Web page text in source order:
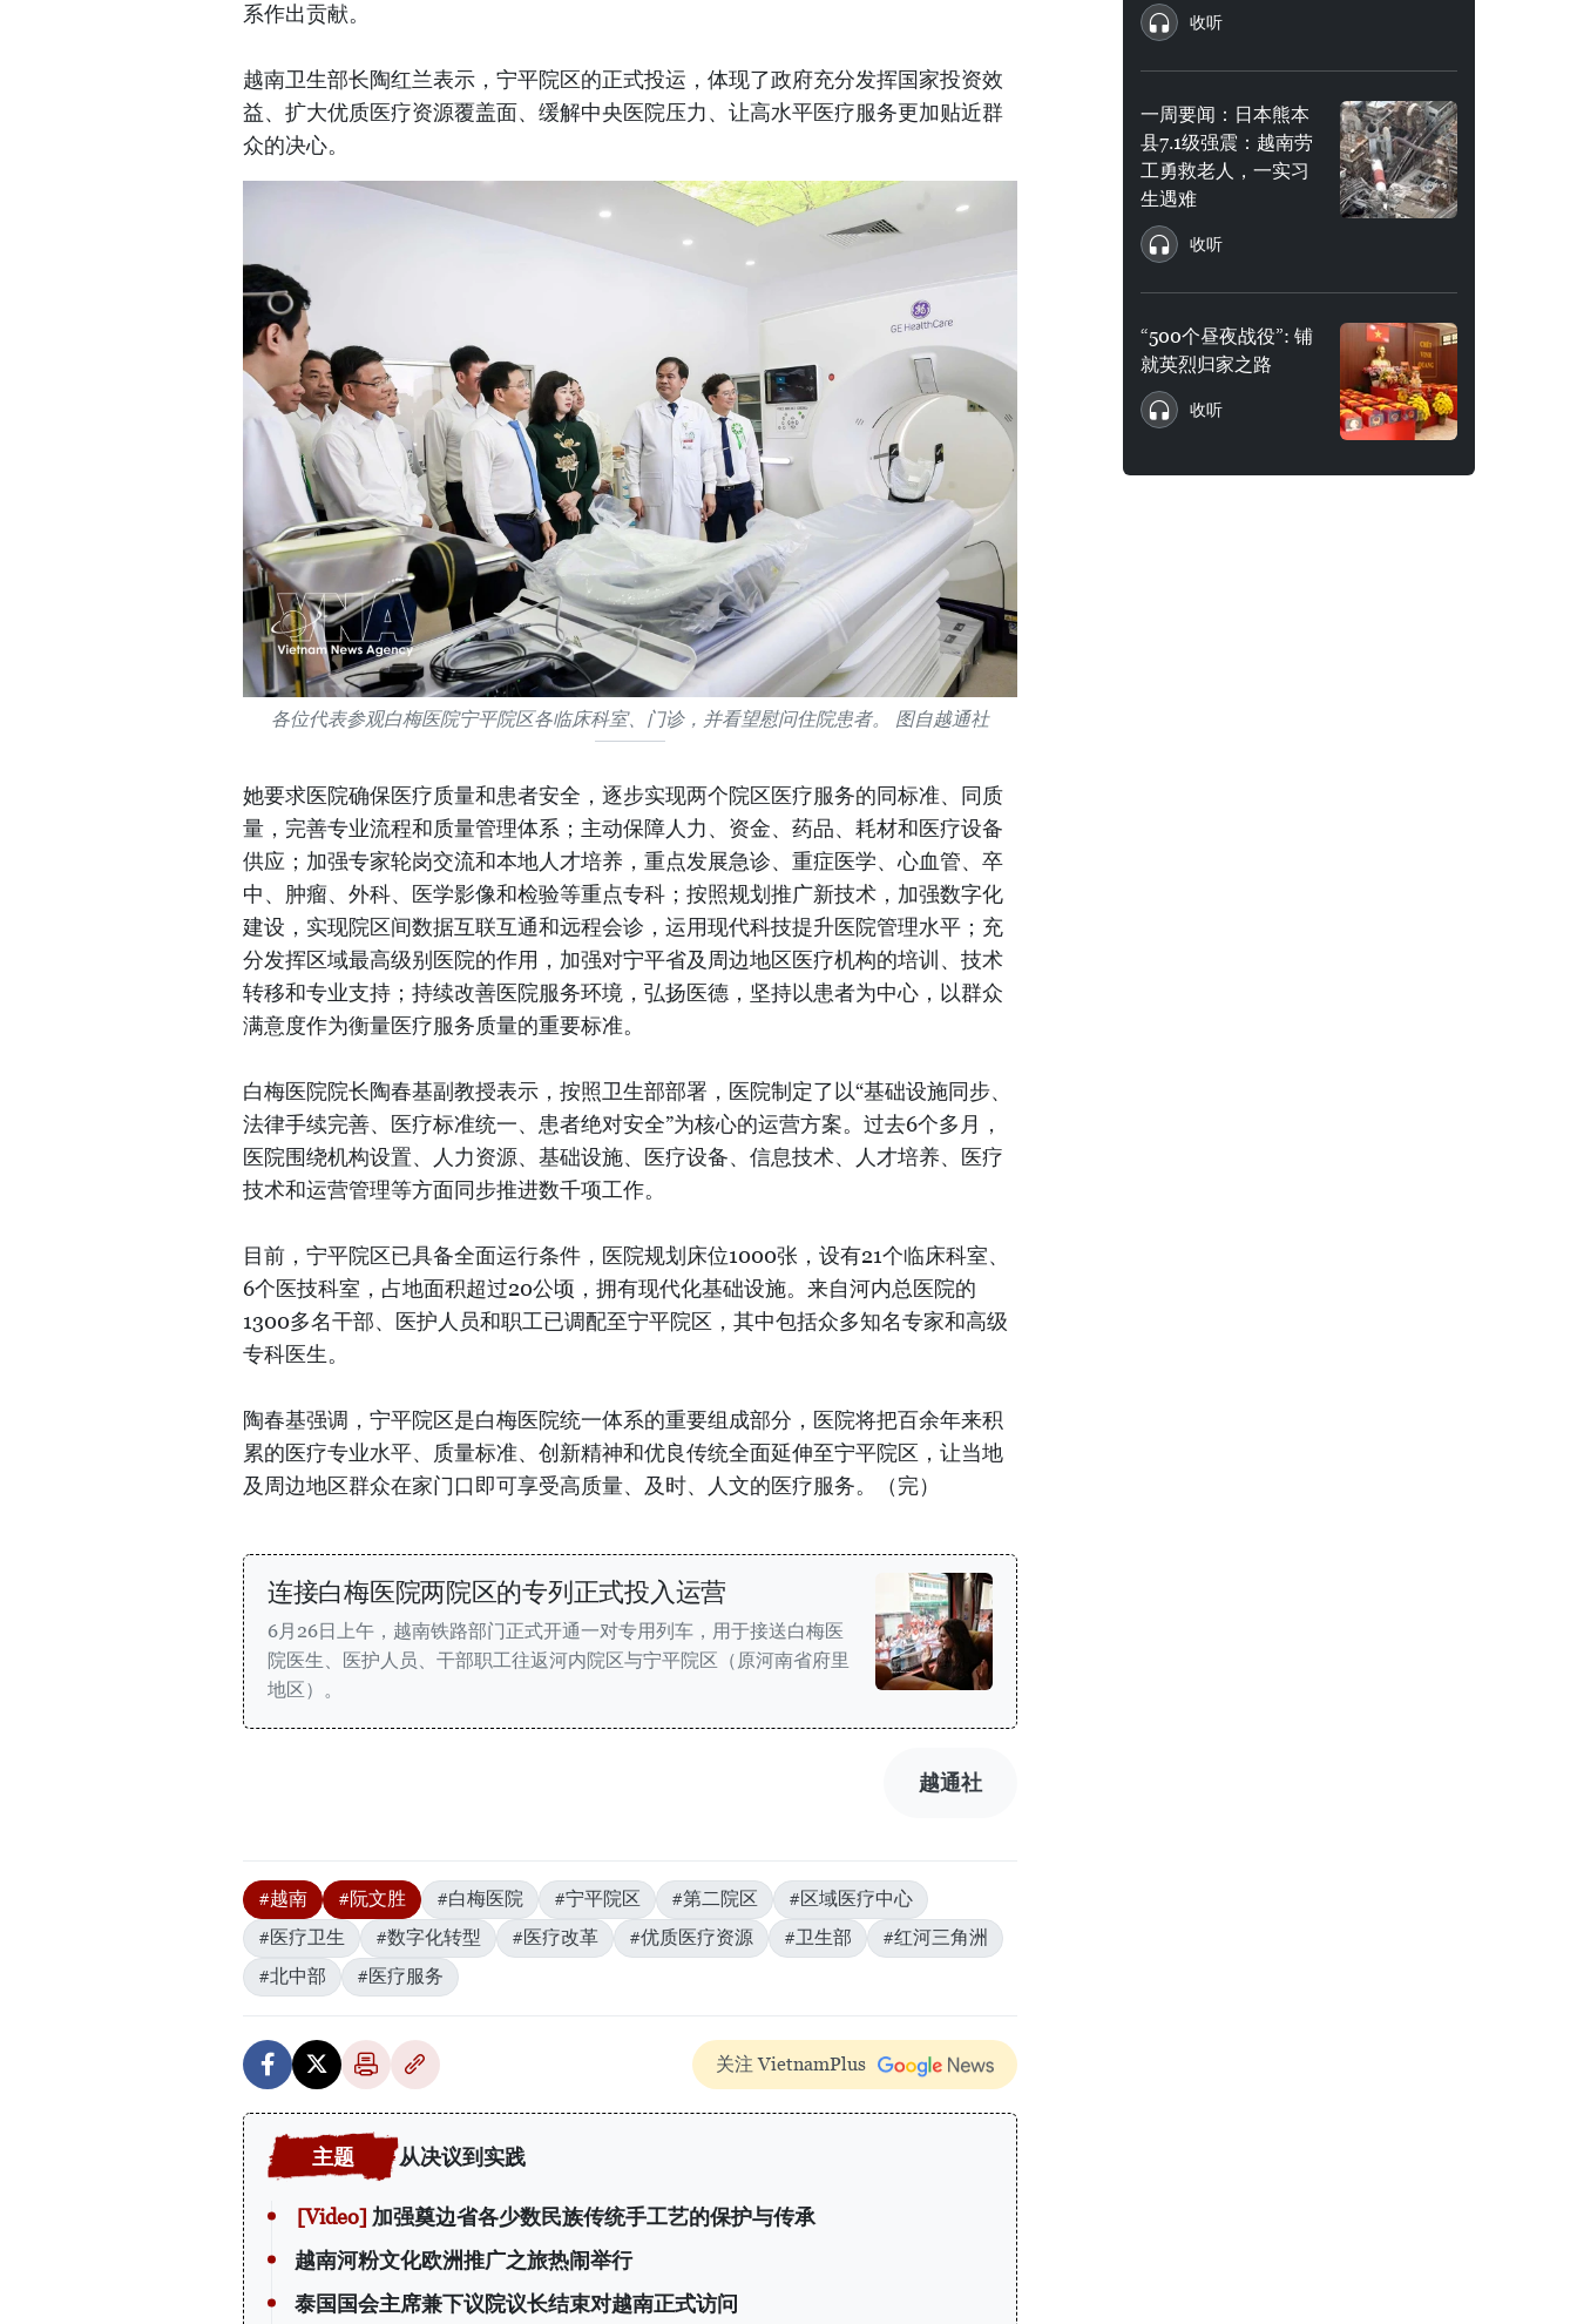
系作出贡献。
越南卫生部长陶红兰表示，宁平院区的正式投运，体现了政府充分发挥国家投资效
益、扩大优质医疗资源覆盖面、缓解中央医院压力、让高水平医疗服务更加贴近群
众的决心。
各位代表参观白梅医院宁平院区各临床科室、门诊，并看望慰问住院患者。 图自越通社
她要求医院确保医疗质量和患者安全，逐步实现两个院区医疗服务的同标准、同质
量，完善专业流程和质量管理体系；主动保障人力、资金、药品、耗材和医疗设备
供应；加强专家轮岗交流和本地人才培养，重点发展急诊、重症医学、心血管、卒
中、肿瘤、外科、医学影像和检验等重点专科；按照规划推广新技术，加强数字化
建设，实现院区间数据互联互通和远程会诊，运用现代科技提升医院管理水平；充
分发挥区域最高级别医院的作用，加强对宁平省及周边地区医疗机构的培训、技术
转移和专业支持；持续改善医院服务环境，弘扬医德，坚持以患者为中心，以群众
满意度作为衡量医疗服务质量的重要标准。
白梅医院院长陶春基副教授表示，按照卫生部部署，医院制定了以“基础设施同步、
法律手续完善、医疗标准统一、患者绝对安全”为核心的运营方案。过去6个多月，
医院围绕机构设置、人力资源、基础设施、医疗设备、信息技术、人才培养、医疗
技术和运营管理等方面同步推进数千项工作。
目前，宁平院区已具备全面运行条件，医院规划床位1000张，设有21个临床科室、
6个医技科室，占地面积超过20公顷，拥有现代化基础设施。来自河内总医院的
1300多名干部、医护人员和职工已调配至宁平院区，其中包括众多知名专家和高级
专科医生。
陶春基强调，宁平院区是白梅医院统一体系的重要组成部分，医院将把百余年来积
累的医疗专业水平、质量标准、创新精神和优良传统全面延伸至宁平院区，让当地
及周边地区群众在家门口即可享受高质量、及时、人文的医疗服务。（完）
连接白梅医院两院区的专列正式投入运营
6月26日上午，越南铁路部门正式开通一对专用列车，用于接送白梅医
院医生、医护人员、干部职工往返河内院区与宁平院区（原河南省府里
地区）。
越通社
#越南 #阮文胜 #白梅医院 #宁平院区 #第二院区
#区域医疗中心
#医疗卫生
#数字化转型 #医疗改革 #优质医疗资源 #卫生部
#红河三角洲
#北中部
#医疗服务
关注 VietnamPlus
从决议到实践
加强奠边省各少数民族传统手工艺的保护与传承
越南河粉文化欧洲推广之旅热闹举行
泰国国会主席兼下议院议长结束对越南正式访问
收听
一周要闻：日本熊本
县7.1级强震：越南劳
工勇救老人，一实习
生遇难
收听
“500个昼夜战役”: 铺
就英烈归家之路
收听